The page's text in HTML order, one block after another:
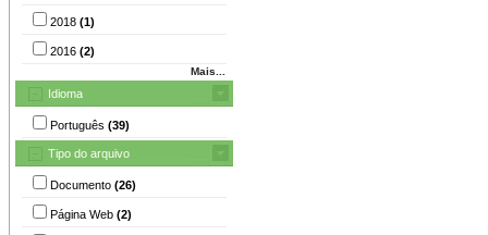
2018 (1)
2016 (2)
Mais...
Idioma
Português (39)
Tipo do arquivo
Documento (26)
Página Web (2)